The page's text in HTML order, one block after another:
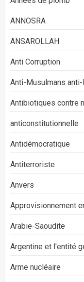
ANNOSRA
ANSAROLLAH
Anti Corruption
Anti-Musulmans
Antibiotiques contre
anticonstitutionnelle
Antidémocratique
Antiterroriste
Anvers
Approvisionnement
Arabie-Saoudite
Argentine et l'entité
Arme nucléaire